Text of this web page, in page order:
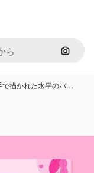
画像で
で描かれた水平のバ…